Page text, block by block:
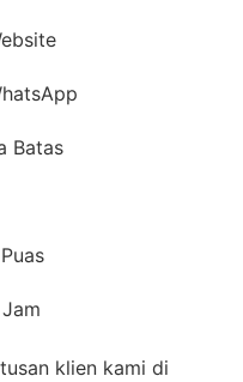
Batas
klien kami di